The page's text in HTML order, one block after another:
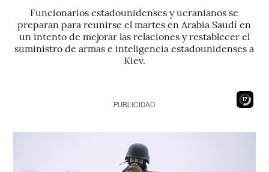
Funcionarios estadounidenses y ucranianos se
preparan para reunirse el martes en Arabia Saudí en
un intento de mejorar las relaciones y restablecer el
suministro de armas e inteligencia estadounidenses a
Kiev.
16
PUBLICIDAD